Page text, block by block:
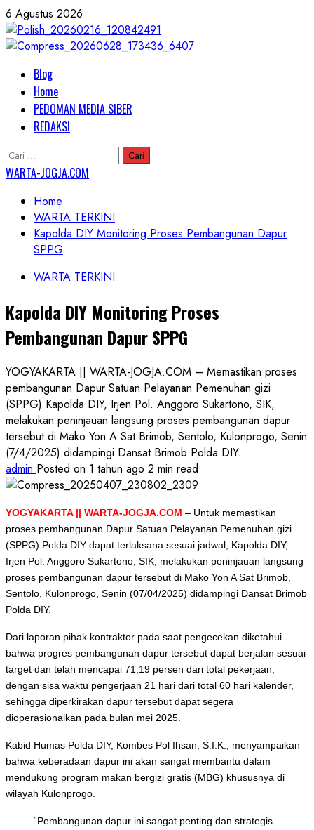
Skip
to
content
6 Agustus 2026
Primary
Menu
Blog
Home
PEDOMAN MEDIA SIBER
REDAKSI
Cari
untuk:
WARTA-JOGJA.COM
Home
WARTA TERKINI
Kapolda DIY Monitoring Proses Pembangunan Dapur
SPPG
WARTA TERKINI
Kapolda DIY Monitoring Proses
Pembangunan Dapur SPPG
YOGYAKARTA || WARTA-JOGJA.COM – Memastikan proses
pembangunan Dapur Satuan Pelayanan Pemenuhan gizi
(SPPG) Kapolda DIY, Irjen Pol. Anggoro Sukartono, SIK,
melakukan peninjauan langsung proses pembangunan dapur
tersebut di Mako Yon A Sat Brimob, Sentolo, Kulonprogo, Senin
(7/4/2025) didampingi Dansat Brimob Polda DIY.
admin Posted on 1 tahun ago 2 min read
YOGYAKARTA || WARTA-JOGJA.COM – Untuk memastikan
proses pembangunan Dapur Satuan Pelayanan Pemenuhan gizi
(SPPG) Polda DIY dapat terlaksana sesuai jadwal, Kapolda DIY,
Irjen Pol. Anggoro Sukartono, SIK, melakukan peninjauan langsung
proses pembangunan dapur tersebut di Mako Yon A Sat Brimob,
Sentolo, Kulonprogo, Senin (07/04/2025) didampingi Dansat Brimob
Polda DIY.
Dari laporan pihak kontraktor pada saat pengecekan diketahui
bahwa progres pembangunan dapur tersebut dapat berjalan sesuai
target dan telah mencapai 71,19 persen dari total pekerjaan,
dengan sisa waktu pengerjaan 21 hari dari total 60 hari kalender,
sehingga diperkirakan dapur tersebut dapat segera
dioperasionalkan pada bulan mei 2025.
Kabid Humas Polda DIY, Kombes Pol Ihsan, S.I.K., menyampaikan
bahwa keberadaan dapur ini akan sangat membantu dalam
mendukung program makan bergizi gratis (MBG) khususnya di
wilayah Kulonprogo.
“Pembangunan dapur ini sangat penting dan strategis